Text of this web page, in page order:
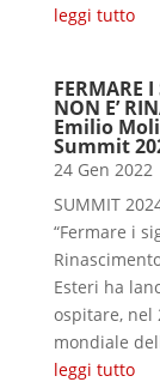
leggi tutto
FERMARE
NON E’
Emilio
Summit
24 Gen 2022
SUMMIT
“Fermare i
Esteri ha
ospitare, nel
mondiale
leggi tutto